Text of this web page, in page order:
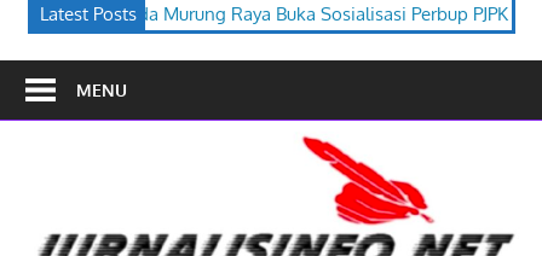
Latest Posts
Buka Sosialisasi Perbup PJPK 2026–2030 Festival Budaya
MENU